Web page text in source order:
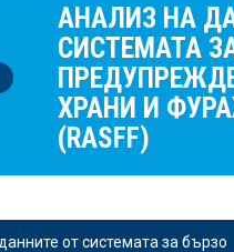
АНАЛИЗ НА
СИСТЕМАТА
ХРАНИ И
(RASFF)
от системата за бързо